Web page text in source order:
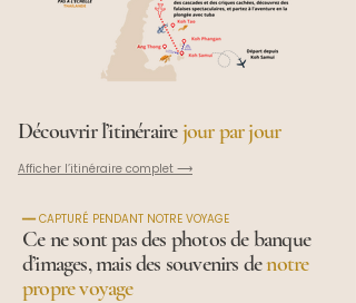
Découvrir l’itinérairejour par jour
Afficher l’itinéraire complet ⟶
━━ CAPTURÉ PENDANT NOTRE VOYAGE
Ce ne sont pas des photos de banque
d’images, mais des souvenirs denotre
propre voyage